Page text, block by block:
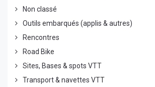
Non classé
Outils embarqués (applis & autres)
Rencontres
Road Bike
Sites, Bases & spots VTT
Transport & navettes VTT